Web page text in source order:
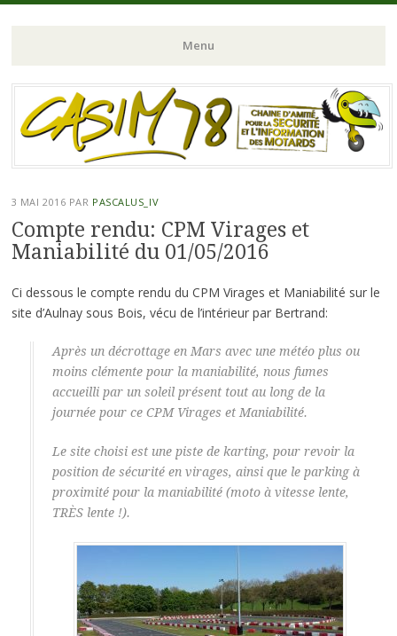
Menu
Aller
au
contenu
3 MAI 2016 PAR PASCALUS_IV
Compte rendu: CPM Virages et
Maniabilité du 01/05/2016
Ci dessous le compte rendu du CPM Virages et Maniabilité sur le
site d’Aulnay sous Bois, vécu de l’intérieur par Bertrand:
Après un décrottage en Mars avec une météo plus ou
moins clémente pour la maniabilité, nous fumes
accueilli par un soleil présent tout au long de la
journée pour ce CPM Virages et Maniabilité.
Le site choisi est une piste de karting, pour revoir la
position de sécurité en virages, ainsi que le parking à
proximité pour la maniabilité (moto à vitesse lente,
TRÈS lente !).